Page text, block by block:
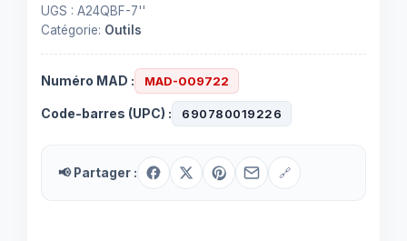
UGS : A24QBF-7''
Catégorie: Outils
Numéro MAD : MAD-009722
Code-barres (UPC) : 690780019226
📢 Partager : 🔗